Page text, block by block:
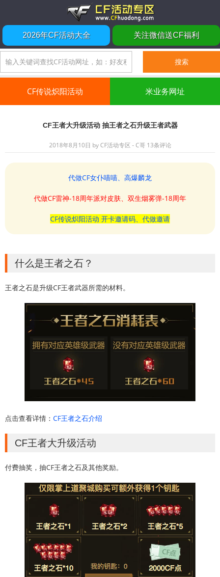
2026年CF活动大全 关注微信送CF福利
CF传说炽阳活动 米业务网址
CF王者大升级活动 抽王者之石升级王者武器
2018年8月10日 byCF活动专区 - C哥 13条评论
代做CF女仆喵喵、高爆麟龙
代做CF雷神-18周年派对皮肤、双生烟雾弹-18周年
CF传说炽阳活动 开卡邀请码、代做邀请
什么是王者之石？
王者之石是升级CF王者武器所需的材料。
点击查看详情： CF王者之石介绍
CF王者大升级活动
付费抽奖，抽CF王者之石及其他奖励。